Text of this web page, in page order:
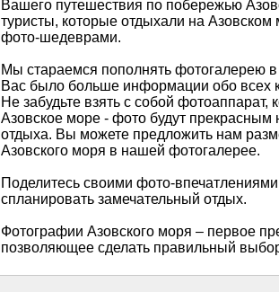
Вашего путешествия по побережью
туристы, которые отдыхали на
фото-шедеврами.
Мы стараемся пополнять фотогалерею
Вас было больше информации обо всех
Не забудьте взять с собой фотоаппарат,
Азовское море - фото будут
отдыха. Вы можете предложить нам
Азовского моря в нашей фотогалерее.
Поделитесь своими фото-
спланировать замечательный отдых.
Фотографии Азовского моря – первое
позволяющее сделать правильный